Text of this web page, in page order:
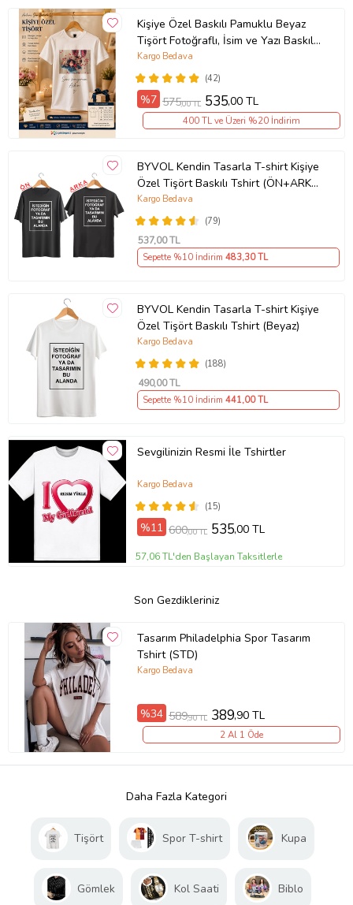
Kişiye Özel Baskılı Pamuklu Beyaz
Tişört Fotoğraflı, İsim ve Yazı Baskılı
Unisex Bisiklet Yaka
(42)
Kargo Bedava
%7 575,00 TL 535,00 TL
400 TL ve Üzeri %20 İndirim
BYVOL Kendin Tasarla T-shirt Kişiye
Özel Tişört Baskılı Tshirt (ÖN+ARKA
BASKI) (Siyah)
(79)
Kargo Bedava
537,00 TL
Sepette %10 İndirim 483,30 TL
BYVOL Kendin Tasarla T-shirt Kişiye
Özel Tişört Baskılı Tshirt (Beyaz)
(188)
Kargo Bedava
490,00 TL
Sepette %10 İndirim 441,00 TL
Sevgilinizin Resmi İle Tshirtler
(15)
Kargo Bedava
%11 600,00 TL 535,00 TL
57,06 TL'den Başlayan Taksitlerle
Son Gezdikleriniz
Tasarım Philadelphia Spor Tasarım
Tshirt (STD)
Kargo Bedava
%34 589,90 TL 389,90 TL
2 Al 1 Öde
Daha Fazla Kategori
Tişört Spor T-shirt Kupa
Gömlek Kol Saati Biblo